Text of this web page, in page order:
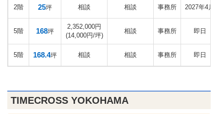
2階 25坪 相談 相談 事務所 2027年4月
5階 168坪
2,352,000円
(14,000円/坪)
相談 事務所 即日
5階 168.4坪 相談 相談 事務所 即日
TIMECROSS YOKOHAMA